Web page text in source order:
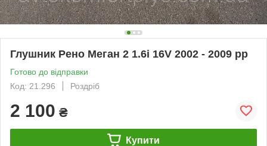
Глушник Рено Меган 2 1.6i 16V 2002 - 2009 рр
Готово до відправки
Код: 21.296
Роздріб
2 100 ₴
Купити